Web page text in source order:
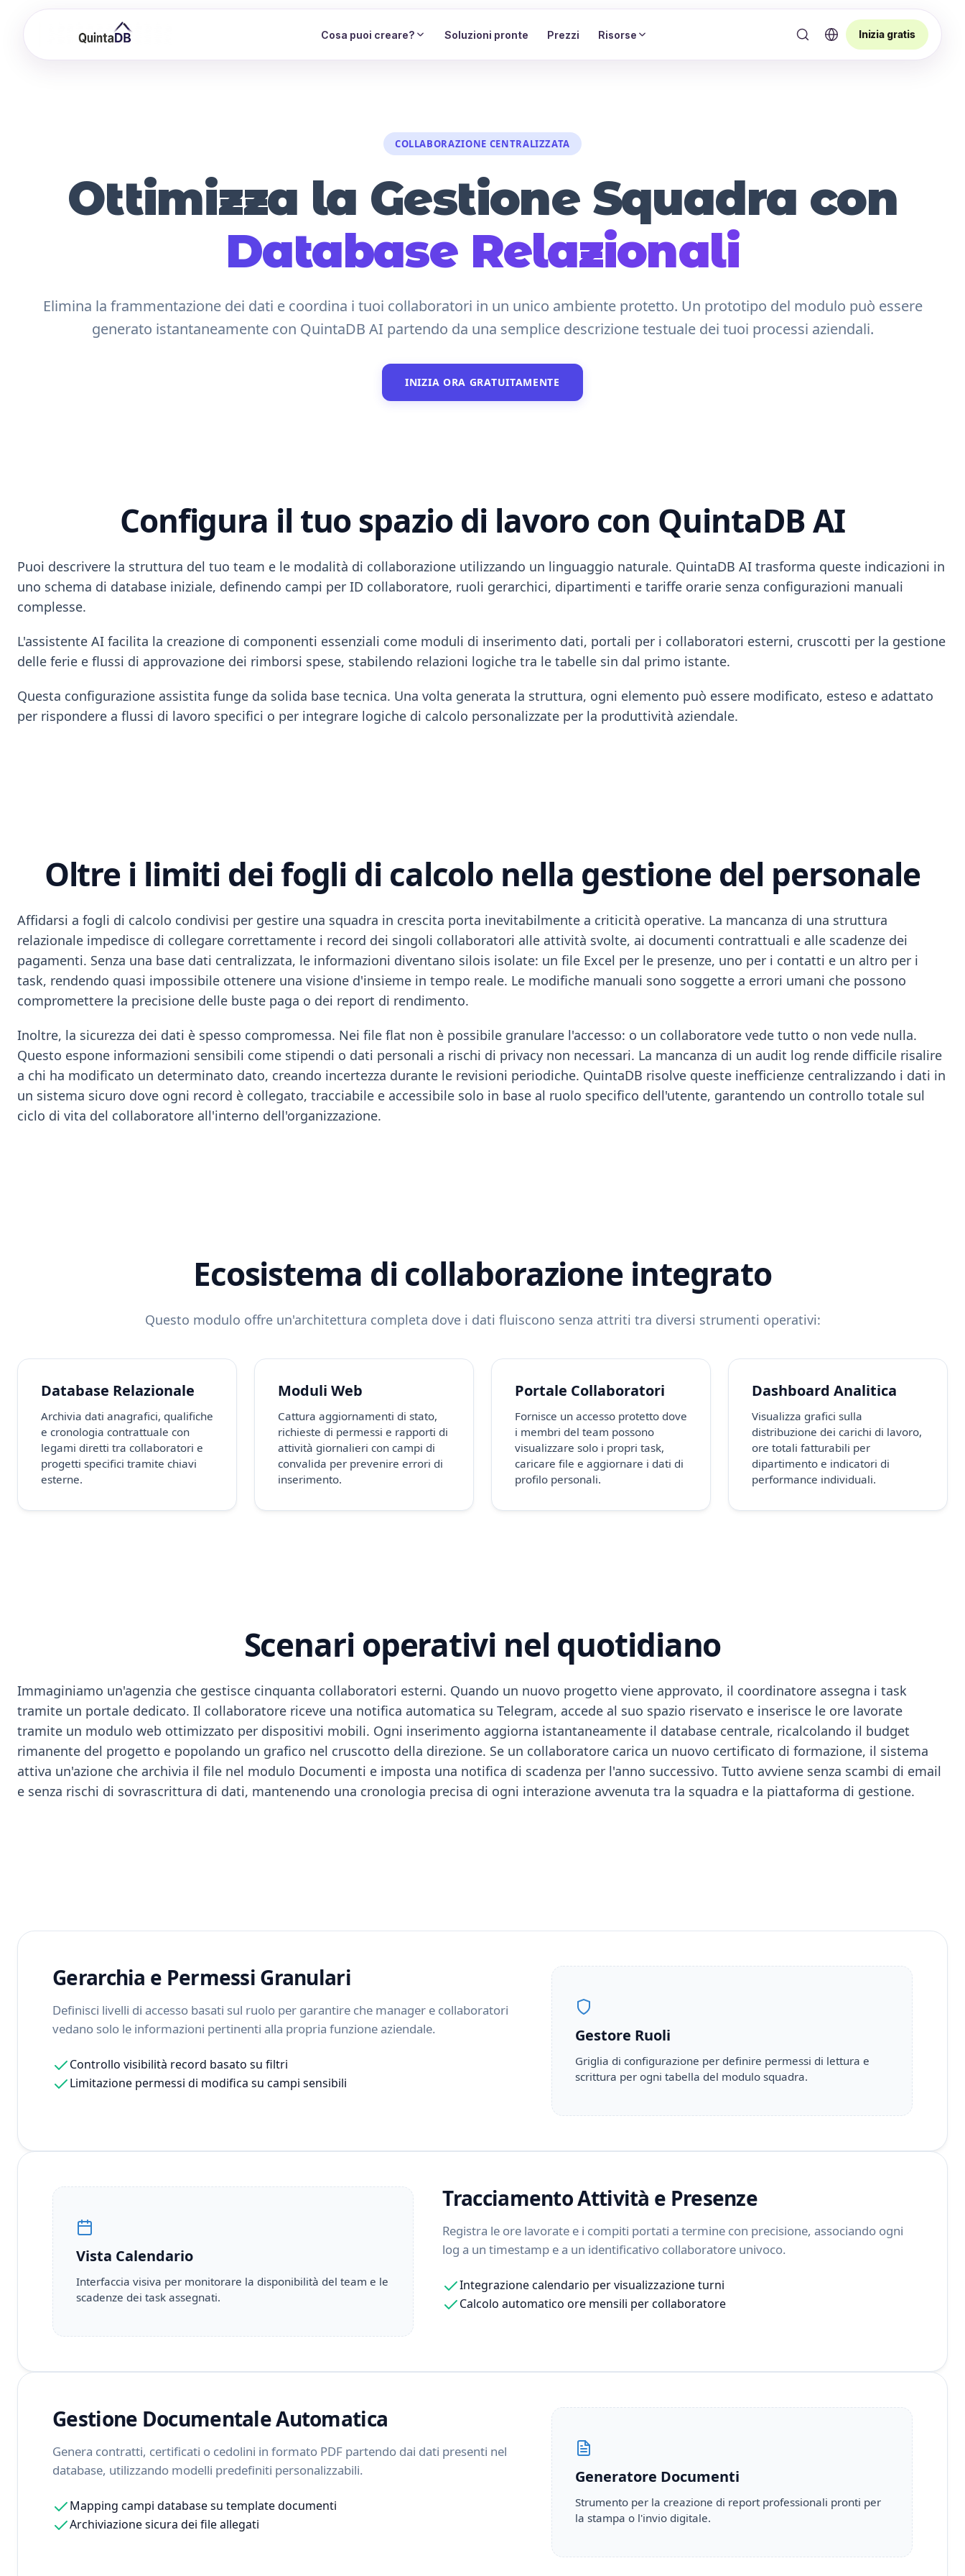
Cosa puoi creare? Soluzioni pronte Prezzi Risorse Inizia gratis
COLLABORAZIONE CENTRALIZZATA
Ottimizza la Gestione Squadra con
Database Relazionali
Elimina la frammentazione dei dati e coordina i tuoi collaboratori in un unico ambiente protetto. Un prototipo del modulo può essere
generato istantaneamente con QuintaDB AI partendo da una semplice descrizione testuale dei tuoi processi aziendali.
INIZIA ORA GRATUITAMENTE
Configura il tuo spazio di lavoro con QuintaDB AI
Puoi descrivere la struttura del tuo team e le modalità di collaborazione utilizzando un linguaggio naturale. QuintaDB AI trasforma queste indicazioni in
uno schema di database iniziale, definendo campi per ID collaboratore, ruoli gerarchici, dipartimenti e tariffe orarie senza configurazioni manuali
complesse.
L'assistente AI facilita la creazione di componenti essenziali come moduli di inserimento dati, portali per i collaboratori esterni, cruscotti per la gestione
delle ferie e flussi di approvazione dei rimborsi spese, stabilendo relazioni logiche tra le tabelle sin dal primo istante.
Questa configurazione assistita funge da solida base tecnica. Una volta generata la struttura, ogni elemento può essere modificato, esteso e adattato
per rispondere a flussi di lavoro specifici o per integrare logiche di calcolo personalizzate per la produttività aziendale.
Oltre i limiti dei fogli di calcolo nella gestione del personale
Affidarsi a fogli di calcolo condivisi per gestire una squadra in crescita porta inevitabilmente a criticità operative. La mancanza di una struttura
relazionale impedisce di collegare correttamente i record dei singoli collaboratori alle attività svolte, ai documenti contrattuali e alle scadenze dei
pagamenti. Senza una base dati centralizzata, le informazioni diventano silois isolate: un file Excel per le presenze, uno per i contatti e un altro per i
task, rendendo quasi impossibile ottenere una visione d'insieme in tempo reale. Le modifiche manuali sono soggette a errori umani che possono
compromettere la precisione delle buste paga o dei report di rendimento.
Inoltre, la sicurezza dei dati è spesso compromessa. Nei file flat non è possibile granulare l'accesso: o un collaboratore vede tutto o non vede nulla.
Questo espone informazioni sensibili come stipendi o dati personali a rischi di privacy non necessari. La mancanza di un audit log rende difficile risalire
a chi ha modificato un determinato dato, creando incertezza durante le revisioni periodiche. QuintaDB risolve queste inefficienze centralizzando i dati in
un sistema sicuro dove ogni record è collegato, tracciabile e accessibile solo in base al ruolo specifico dell'utente, garantendo un controllo totale sul
ciclo di vita del collaboratore all'interno dell'organizzazione.
Ecosistema di collaborazione integrato
Questo modulo offre un'architettura completa dove i dati fluiscono senza attriti tra diversi strumenti operativi:
Database Relazionale
Archivia dati anagrafici, qualifiche
e cronologia contrattuale con
legami diretti tra collaboratori e
progetti specifici tramite chiavi
esterne.
Moduli Web
Cattura aggiornamenti di stato,
richieste di permessi e rapporti di
attività giornalieri con campi di
convalida per prevenire errori di
inserimento.
Portale Collaboratori
Fornisce un accesso protetto dove
i membri del team possono
visualizzare solo i propri task,
caricare file e aggiornare i dati di
profilo personali.
Dashboard Analitica
Visualizza grafici sulla
distribuzione dei carichi di lavoro,
ore totali fatturabili per
dipartimento e indicatori di
performance individuali.
Scenari operativi nel quotidiano
Immaginiamo un'agenzia che gestisce cinquanta collaboratori esterni. Quando un nuovo progetto viene approvato, il coordinatore assegna i task
tramite un portale dedicato. Il collaboratore riceve una notifica automatica su Telegram, accede al suo spazio riservato e inserisce le ore lavorate
tramite un modulo web ottimizzato per dispositivi mobili. Ogni inserimento aggiorna istantaneamente il database centrale, ricalcolando il budget
rimanente del progetto e popolando un grafico nel cruscotto della direzione. Se un collaboratore carica un nuovo certificato di formazione, il sistema
attiva un'azione che archivia il file nel modulo Documenti e imposta una notifica di scadenza per l'anno successivo. Tutto avviene senza scambi di email
e senza rischi di sovrascrittura di dati, mantenendo una cronologia precisa di ogni interazione avvenuta tra la squadra e la piattaforma di gestione.
Gerarchia e Permessi Granulari
Definisci livelli di accesso basati sul ruolo per garantire che manager e collaboratori
vedano solo le informazioni pertinenti alla propria funzione aziendale.
Controllo visibilità record basato su filtri
Limitazione permessi di modifica su campi sensibili
Gestore Ruoli
Griglia di configurazione per definire permessi di lettura e
scrittura per ogni tabella del modulo squadra.
Tracciamento Attività e Presenze
Registra le ore lavorate e i compiti portati a termine con precisione, associando ogni
log a un timestamp e a un identificativo collaboratore univoco.
Integrazione calendario per visualizzazione turni
Calcolo automatico ore mensili per collaboratore
Vista Calendario
Interfaccia visiva per monitorare la disponibilità del team e le
scadenze dei task assegnati.
Gestione Documentale Automatica
Genera contratti, certificati o cedolini in formato PDF partendo dai dati presenti nel
database, utilizzando modelli predefiniti personalizzabili.
Mapping campi database su template documenti
Archiviazione sicura dei file allegati
Generatore Documenti
Strumento per la creazione di report professionali pronti per
la stampa o l'invio digitale.